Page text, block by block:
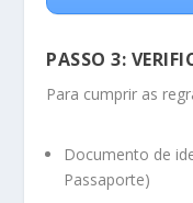
PASSO 3:
Para cumprir as
Documento de
Passaporte)